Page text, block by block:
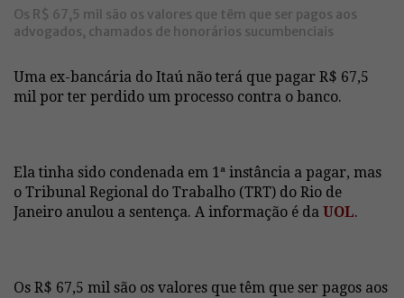
Os R$ 67,5 mil são os valores que têm que ser pagos aos
advogados, chamados de honorários sucumbenciais
Uma ex-bancária do Itaú não terá que pagar R$ 67,5
mil por ter perdido um processo contra o banco.
Ela tinha sido condenada em 1ª instância a pagar, mas
o Tribunal Regional do Trabalho (TRT) do Rio de
Janeiro anulou a sentença. A informação é da UOL.
Os R$ 67,5 mil são os valores que têm que ser pagos aos